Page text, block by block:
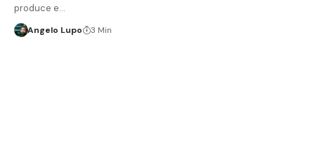
produce e…
Angelo Lupo 3 Min